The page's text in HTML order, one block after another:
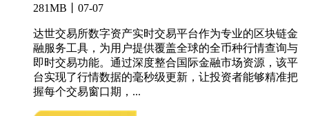
281MB丨07-07
达世交易所数字资产实时交易平台作为专业的区块链金
融服务工具，为用户提供覆盖全球的全币种行情查询与
即时交易功能。通过深度整合国际金融市场资源，该平
台实现了行情数据的毫秒级更新，让投资者能够精准把
握每个交易窗口期，...